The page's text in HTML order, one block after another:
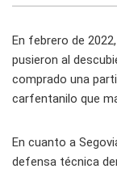
En febrero de
pusieron al
comprado una
carfentanilo que
En cuanto a
defensa técnica